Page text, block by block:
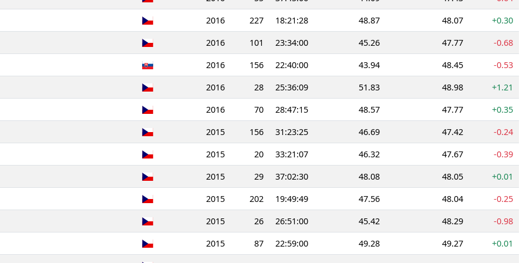
2016
227 18:21:28 48.87 48.07
+0.30
2016
101 23:34:00 45.26 47.77
-0.68
2016
156 22:40:00 43.94 48.45
-0.53
2016
28 25:36:09 51.83 48.98
+1.21
2016
70 28:47:15 48.57 47.77
+0.35
2015
156 31:23:25 46.69 47.42
-0.24
2015
20 33:21:07 46.32 47.67
-0.39
2015
29 37:02:30 48.08 48.05
+0.01
2015
202 19:49:49 47.56 48.04
-0.25
2015
26 26:51:00 45.42 48.29
-0.98
2015
87 22:59:00 49.28 49.27
+0.01